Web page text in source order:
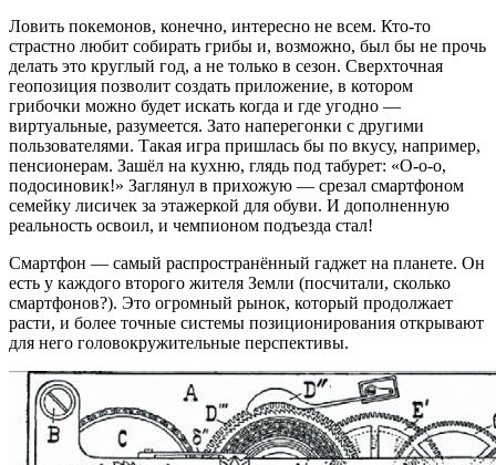
Ловить покемонов, конечно, интересно не всем. Кто-то
страстно любит собирать грибы и, возможно, был бы не прочь
делать это круглый год, а не только в сезон. Сверхточная
геопозиция позволит создать приложение, в котором
грибочки можно будет искать когда и где угодно —
виртуальные, разумеется. Зато наперегонки с другими
пользователями. Такая игра пришлась бы по вкусу, например,
пенсионерам. Зашёл на кухню, глядь под табурет: «О-о-о,
подосиновик!» Заглянул в прихожую — срезал смартфоном
семейку лисичек за этажеркой для обуви. И дополненную
реальность освоил, и чемпионом подъезда стал!
Смартфон — самый распространённый гаджет на планете. Он
есть у каждого второго жителя Земли (посчитали, сколько
смартфонов?). Это огромный рынок, который продолжает
расти, и более точные системы позиционирования открывают
для него головокружительные перспективы.